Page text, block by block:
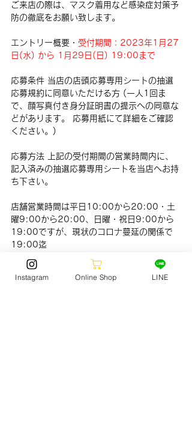
ご来店の際は、マスク着用など感染症対策予
防の徹底をお願い致します。
エントリー概要・ 受付期間：2023年1月27
日(水) から 1月29日(日) 19:00まで
応募条件 当店の店頭応募専用シートの抽選
応募規約に同意いただける方 (一人1回ま
で、顔写真付き身分証明書の提示への同意な
どがあります。 応募用紙にて詳細をご確認
ください。)
応募方法 上記の受付期間の営業時間内に、
記入済みの抽選応募専用シートを当店へお持
ち下さい。
店舗営業時間は平日10:00から20:00・土
曜9:00から20:00、日曜・祝日9:00から
19:00ですが、現状のコロナ蔓延の関係で
19:00迄
応募シートは
当店サイト
内の販売案内ページ
からデータを入手しプリンター等で印刷下さ
い。
Instagram Online Shop LINE